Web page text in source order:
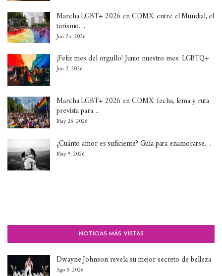
Marcha LGBT+ 2026 en CDMX: entre el Mundial, el
turismo…
Jun 25, 2026
¡Feliz mes del orgullo! Junio nuestro mes: LGBTQ+
Jun 2, 2026
Marcha LGBT+ 2026 en CDMX: fecha, lema y ruta
prevista para…
May 26, 2026
¿Cuánto amor es suficiente? Guía para enamorarse…
May 9, 2026
NOTICIAS MÁS VISTAS
Dwayne Johnson revela su mejor secreto de belleza
Ago 5, 2026